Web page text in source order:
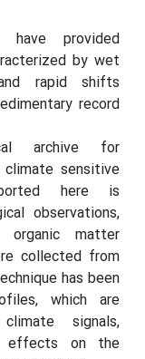
have provided
by wet
rapid shifts
record
archive for
sensitive
here is
observations,
organic matter
collected from
has been
which are
signals,
effects on the